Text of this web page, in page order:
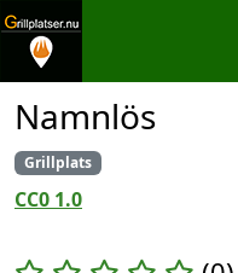
Namnlös
Grillplats
CC0 1.0